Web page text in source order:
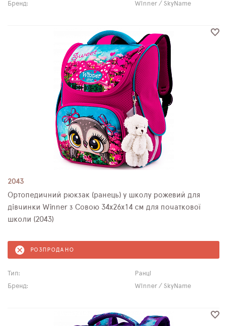
Бренд:
Winner / SkyName
2043
Ортопедичний рюкзак (ранець) у школу рожевий для
дівчинки Winner з Совою 34х26х14 см для початкової
школи (2043)
РОЗПРОДАНО
Тип:
Ранці
Бренд:
Winner / SkyName